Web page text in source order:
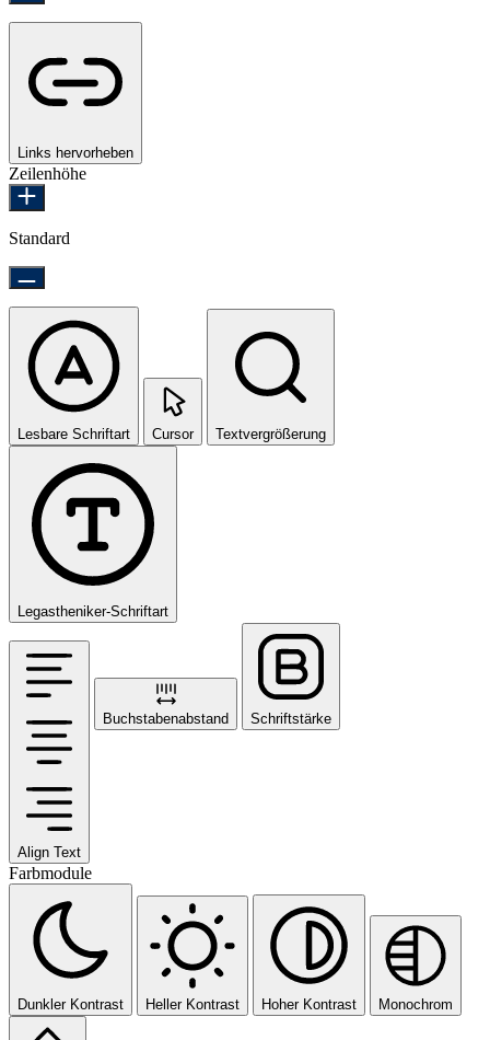
Links hervorheben
Zeilenhöhe
Standard
Lesbare Schriftart Cursor Textvergrößerung
Legastheniker-Schriftart
Align Text
Buchstabenabstand Schriftstärke
Farbmodule
Dunkler Kontrast Heller Kontrast Hoher Kontrast Monochrom